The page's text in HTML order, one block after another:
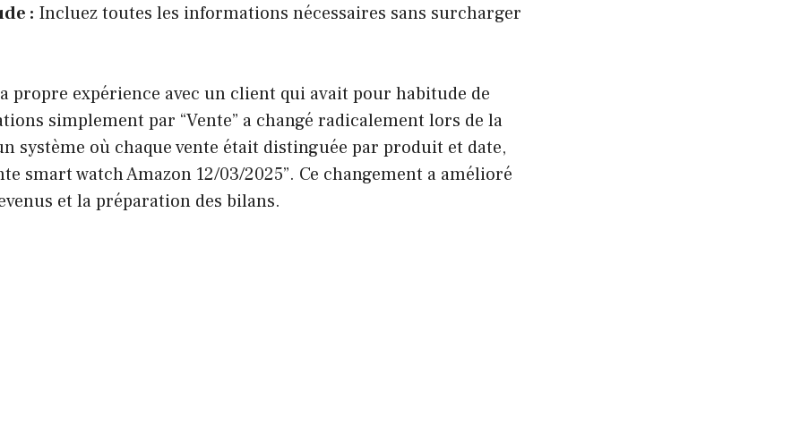
: Incluez toutes les informations nécessaires sans surcharger
propre expérience avec un client qui avait pour habitude de
simplement par “Vente” a changé radicalement lors de la
système où chaque vente était distinguée par produit et date,
smart watch Amazon 12/03/2025”. Ce changement a amélioré
et la préparation des bilans.